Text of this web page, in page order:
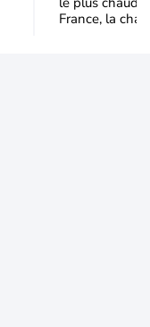
France, la